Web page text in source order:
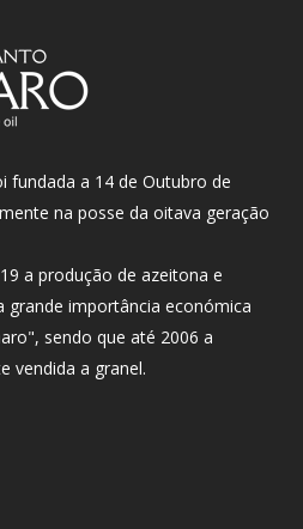
fundada a 14 de Outubro de
na posse da oitava geração
a produção de azeitona e
grande importância económica
sendo que até 2006 a
vendida a granel.